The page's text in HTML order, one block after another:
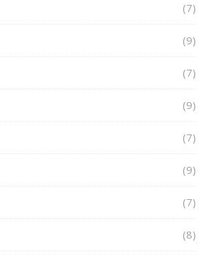
(7)
(9)
(7)
(9)
(7)
(9)
(7)
(8)